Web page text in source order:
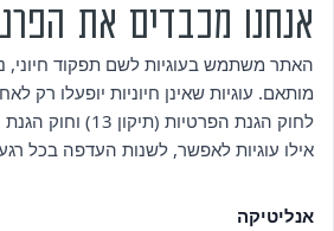
אזור אישי
מדיניות פרטיות
הצהרת נגישות
אנחנו מכבדים את
האתר משתמש בעוגיות לשם תפקוד חיוני,
מותאם. עוגיות שאינן חיוניות יופעלו
לחוק הגנת הפרטיות
אילו עוגיות לאפשר, לשנות העדפה בכל
אנליטיקה